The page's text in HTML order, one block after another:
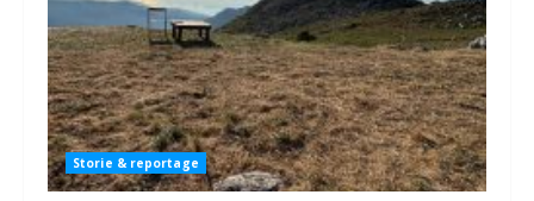
Storie & reportage